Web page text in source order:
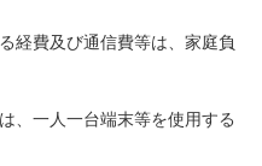
経費及び通信費等は、家庭負
、一人一台端末等を使用する